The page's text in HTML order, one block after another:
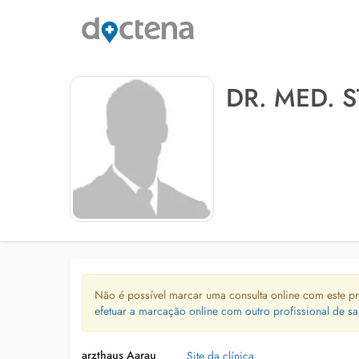
DR. MED.
Não é possível marcar uma consulta online com este
efetuar a marcação online com outro profissional de
arzthaus Aarau Site da clínica